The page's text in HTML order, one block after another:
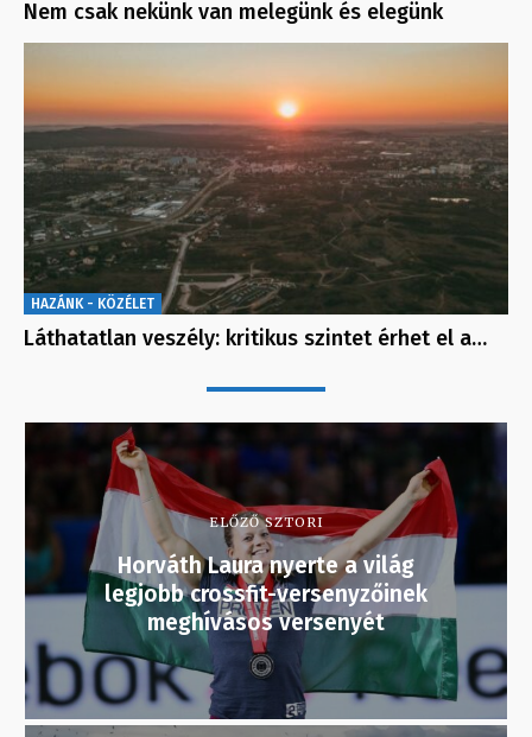
Nem csak nekünk van melegünk és elegünk
HAZÁNK - KÖZÉLET
Láthatatlan veszély: kritikus szintet érhet el a…
ELŐZŐ SZTORI
Horváth Laura nyerte a világ
legjobb crossfit-versenyzőinek
meghívásos versenyét